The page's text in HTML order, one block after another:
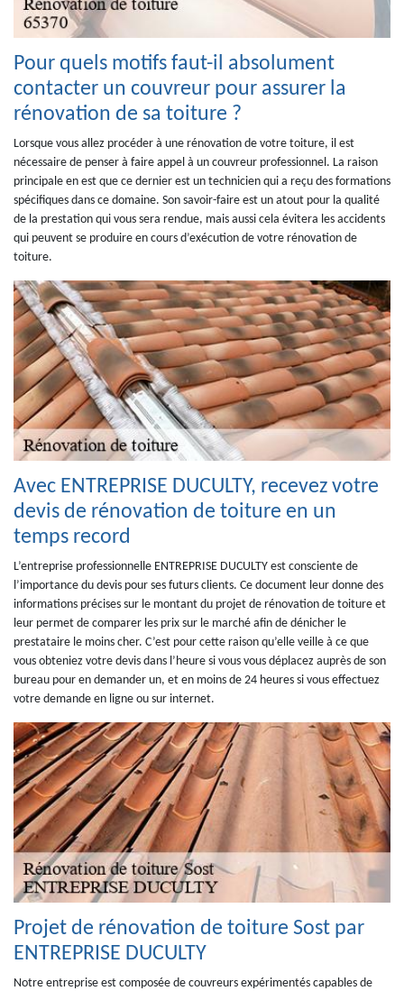
Pour quels motifs faut-il absolument
contacter un couvreur pour assurer la
rénovation de sa toiture ?
Lorsque vous allez procéder à une rénovation de votre toiture, il est
nécessaire de penser à faire appel à un couvreur professionnel. La raison
principale en est que ce dernier est un technicien qui a reçu des formations
spécifiques dans ce domaine. Son savoir-faire est un atout pour la qualité
de la prestation qui vous sera rendue, mais aussi cela évitera les accidents
qui peuvent se produire en cours d’exécution de votre rénovation de
toiture.
Avec ENTREPRISE DUCULTY, recevez votre
devis de rénovation de toiture en un
temps record
L’entreprise professionnelle ENTREPRISE DUCULTY est consciente de
l’importance du devis pour ses futurs clients. Ce document leur donne des
informations précises sur le montant du projet de rénovation de toiture et
leur permet de comparer les prix sur le marché afin de dénicher le
prestataire le moins cher. C’est pour cette raison qu’elle veille à ce que
vous obteniez votre devis dans l’heure si vous vous déplacez auprès de son
bureau pour en demander un, et en moins de 24 heures si vous effectuez
votre demande en ligne ou sur internet.
Projet de rénovation de toiture Sost par
ENTREPRISE DUCULTY
Notre entreprise est composée de couvreurs expérimentés capables de